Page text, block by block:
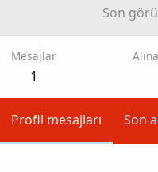
Son
Mesajlar
1
Profil mesajları Son